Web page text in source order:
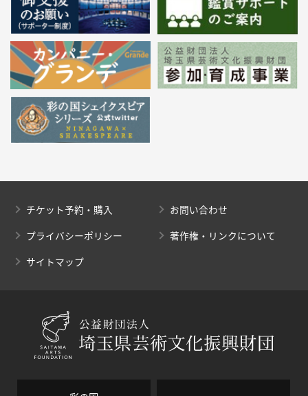
チケット予約・購入
お問い合わせ
プライバシーポリシー
著作権・リンクについて
サイトマップ